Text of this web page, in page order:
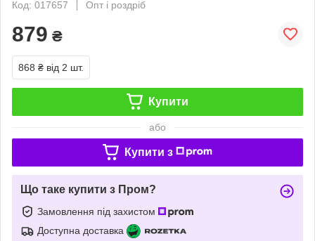
Код: 017657
Опт і роздріб
879 ₴
868 ₴ від 2 шт.
Купити
або
Купити з
Що таке купити з Пром?
Замовлення під захистом
Доступна доставка